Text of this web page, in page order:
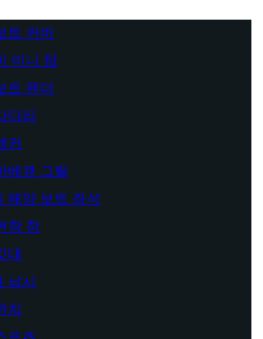
트 커버
미니 탑
트 펜더
다리
커
베큐 그릴
해양 보트 좌석
창 창
대
낚시
치